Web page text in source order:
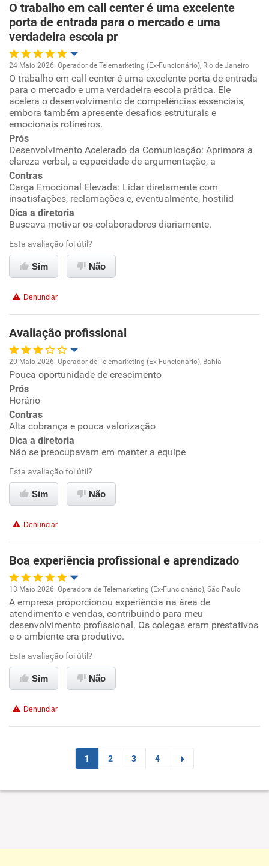
Recomenda esta empresa
O trabalho em call center é uma excelente
porta de entrada para o mercado e uma
verdadeira escola pr
Oportunidade de promoção
Ambiente de trabalho
Conciliação com a vida familiar
Recomenda esta empresa
Recomenda a diretoria
24 Maio 2026. Operador de Telemarketing (Ex-Funcionário), Rio de Janeiro
O trabalho em call center é uma excelente porta de entrada
para o mercado e uma verdadeira escola prática. Ele
acelera o desenvolvimento de competências essenciais,
embora também apresente desafios estruturais e
emocionais rotineiros.
Prós
Desenvolvimento Acelerado da Comunicação: Aprimora a
clareza verbal, a capacidade de argumentação, a
Contras
Carga Emocional Elevada: Lidar diretamente com
insatisfações, reclamações e, eventualmente, hostilid
Dica a diretoria
Buscava motivar os colaboradores diariamente.
Esta avaliação foi útil?
Sim Não
Denunciar
Avaliação profissional
Oportunidade de promoção
Ambiente de trabalho
Conciliação com a vida familiar
Não recomenda esta empresa
20 Maio 2026. Operador de Telemarketing (Ex-Funcionário), Bahia
Pouca oportunidade de crescimento
Prós
Horário
Contras
Alta cobrança e pouca valorização
Dica a diretoria
Não se preocupavam em manter a equipe
Esta avaliação foi útil?
Sim Não
Denunciar
Boa experiência profissional e aprendizado
Oportunidade de promoção
Ambiente de trabalho
Conciliação com a vida familiar
Benefícios
13 Maio 2026. Operadora de Telemarketing (Ex-Funcionário), São Paulo
A empresa proporcionou experiência na área de
atendimento e vendas, contribuindo para meu
desenvolvimento profissional. Os colegas eram prestativos
e o ambiente era produtivo.
Esta avaliação foi útil?
Sim Não
Denunciar
1 2 3 4